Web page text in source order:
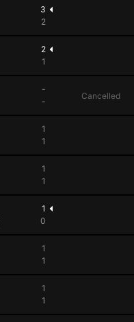
3
2
2
1
-
-
Cancelled
1
1
1
1
1
0
1
1
1
1